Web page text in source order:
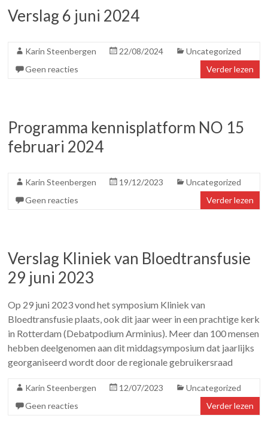
Verslag 6 juni 2024
Karin Steenbergen 22/08/2024
Uncategorized
Geen reacties
Verder lezen
Programma kennisplatform NO 15
februari 2024
Karin Steenbergen 19/12/2023
Uncategorized
Geen reacties
Verder lezen
Verslag Kliniek van Bloedtransfusie
29 juni 2023
Op 29 juni 2023 vond het symposium Kliniek van
Bloedtransfusie plaats, ook dit jaar weer in een prachtige kerk
in Rotterdam (Debatpodium Arminius). Meer dan 100 mensen
hebben deelgenomen aan dit middagsymposium dat jaarlijks
georganiseerd wordt door de regionale gebruikersraad
Karin Steenbergen 12/07/2023
Uncategorized
Geen reacties
Verder lezen